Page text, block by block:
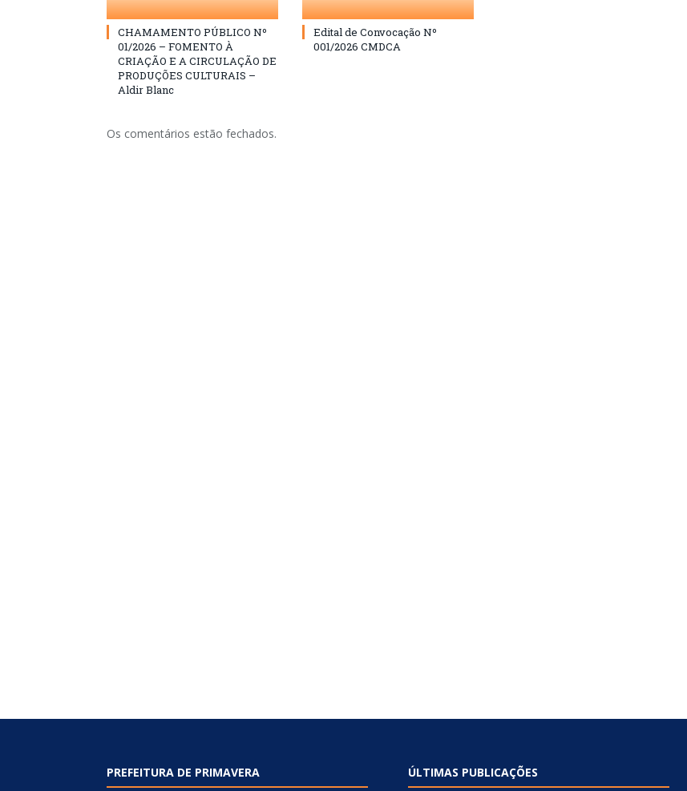
CHAMAMENTO PÚBLICO Nº
01/2026 – FOMENTO À
CRIAÇÃO E A CIRCULAÇÃO DE
PRODUÇÕES CULTURAIS –
Aldir Blanc
Edital de Convocação Nº
001/2026 CMDCA
Os comentários estão fechados.
PREFEITURA DE PRIMAVERA ÚLTIMAS PUBLICAÇÕES